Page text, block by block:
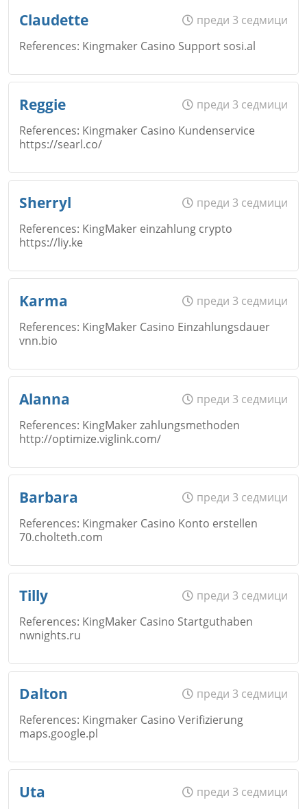
Откажи
Email
Откажи
Claudette
преди 3 седмици
References: Kingmaker Casino Support sosi.al
Email
Коментар
Откажи
Reggie
преди 3 седмици
References: Kingmaker Casino Kundenservice
https://searl.co/
Email
Коментар
Откажи
Sherryl
преди 3 седмици
References: KingMaker einzahlung crypto
https://liy.ke
Email
Коментар*
Откажи
Karma
преди 3 седмици
References: KingMaker Casino Einzahlungsdauer
vnn.bio
Email
Коментар*
Откажи
Alanna
преди 3 седмици
References: KingMaker zahlungsmethoden
http://optimize.viglink.com/
Email
Коментар
Откажи
Barbara
преди 3 седмици
References: Kingmaker Casino Konto erstellen
70.cholteth.com
Email
Коментар*
Tilly
преди 3 седмици
References: KingMaker Casino Startguthaben
nwnights.ru
Email
Dalton
преди 3 седмици
References: Kingmaker Casino Verifizierung
maps.google.pl
Uta
преди 3 седмици